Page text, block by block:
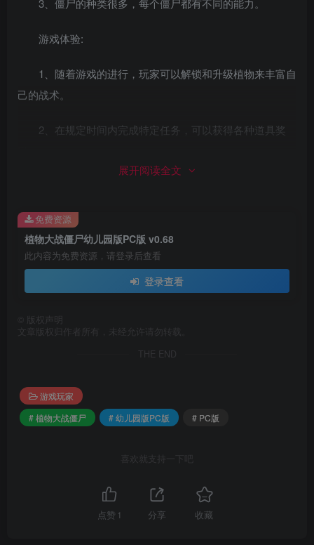
3、僵尸的种类很多，每个僵尸都有不同的能力。
游戏体验:
1、随着游戏的进行，玩家可以解锁和升级植物来丰富自
己的战术。
2、在规定时间内完成特定任务，可以获得各种道具奖
展开阅读全文
植物大战僵尸幼儿园版PC版 v0.68
此内容为免费资源，请登录后查看
登录查看
免费资源
版权声明
文章版权归作者所有，未经允许请勿转载。
THE END
游戏玩家
# 植物大战僵尸
# 幼儿园版PC版 # PC版
喜欢就支持一下吧
点赞 1 分享 收藏